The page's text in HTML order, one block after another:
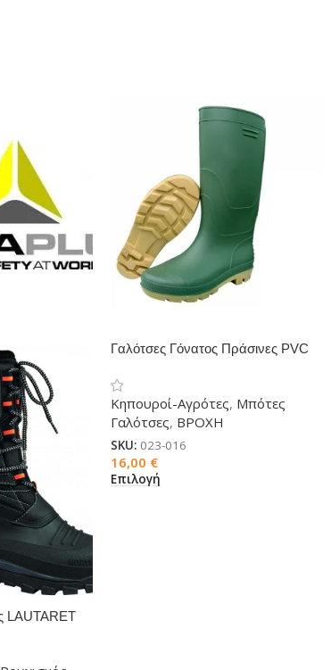
LAUTARET
Γαλότσες Γόνατος Πράσινες PVC
Κηπουροί-Αγρότες, Μπότες
Γαλότσες, ΒΡΟΧΗ
SKU: 023-016
16,00 €
Επιλογή